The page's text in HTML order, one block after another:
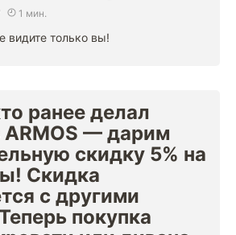
1 мин.
видите только вы!
ранее делал
ARMOS — дарим
скидку 5% на
Скидка
с другими
покупка